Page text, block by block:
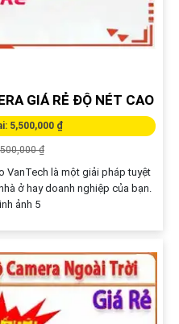
GIÁ RẺ ĐỘ NÉT CAO
5,500,000 ₫
₫
VanTech là một giải pháp tuyệt
ở hay doanh nghiệp của bạn.
ảnh 5